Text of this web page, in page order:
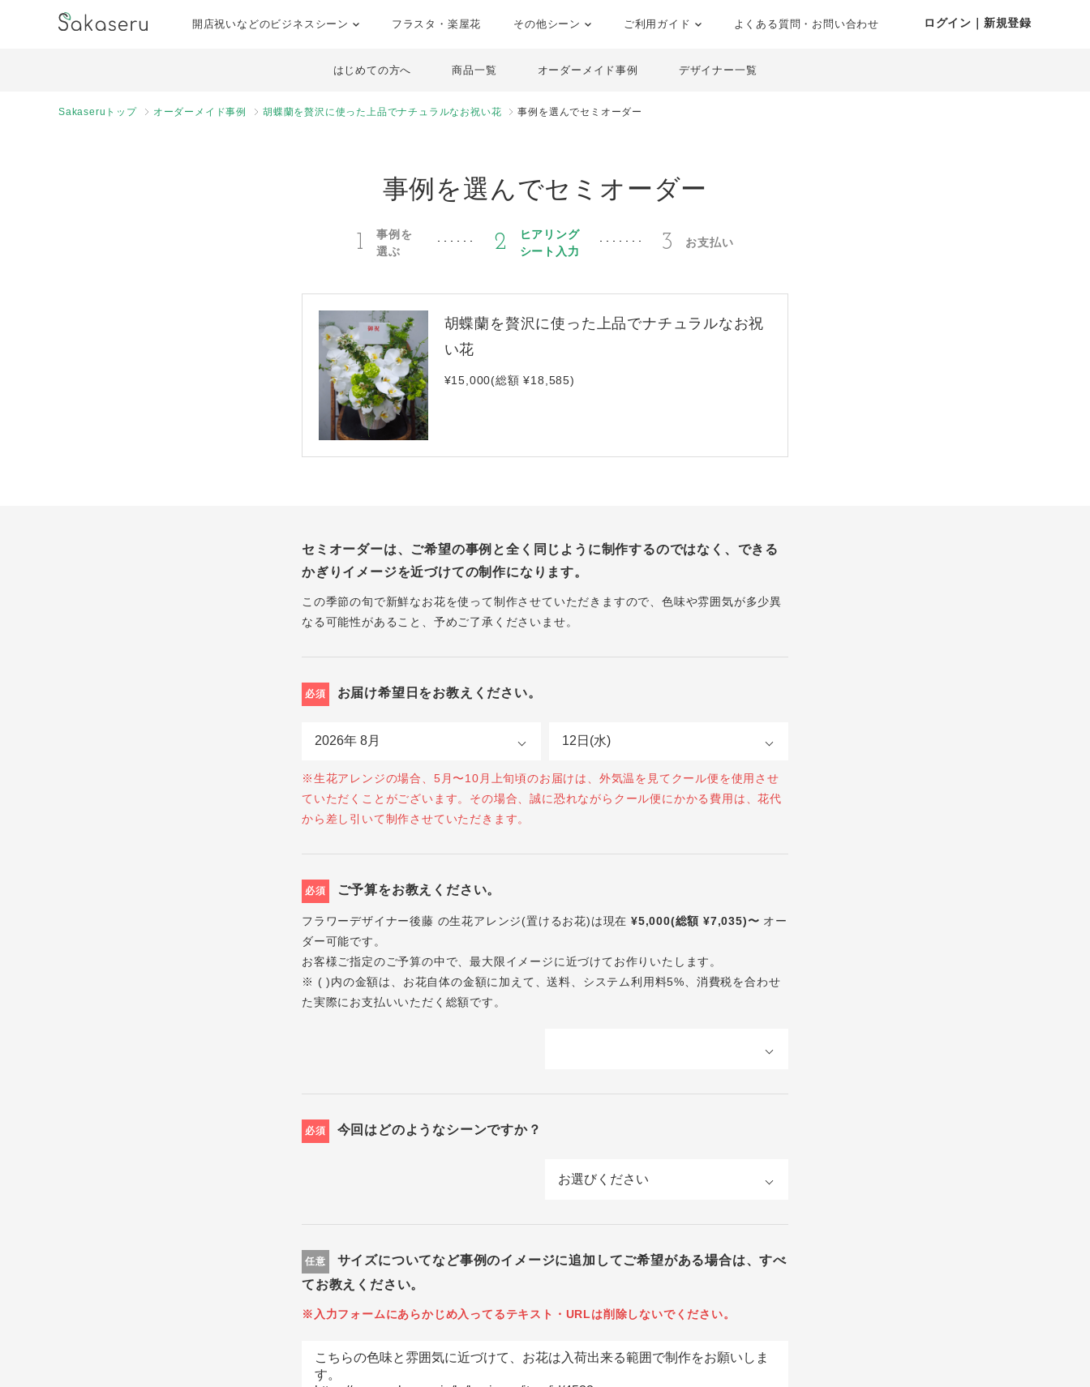
開店祝いなどのビジネスシーン フラスタ・楽屋花 その他シーン ご利用ガイド よくある質問・お問い合わせ ログイン｜新規登録
はじめての方へ 商品一覧 オーダーメイド事例 デザイナー一覧
Sakaseruトップ オーダーメイド事例 胡蝶蘭を贅沢に使った上品でナチュラルなお祝い花 事例を選んでセミオーダー
事例を選んでセミオーダー
1
事例を
選ぶ
2
ヒアリング
シート入力
3 お支払い
胡蝶蘭を贅沢に使った上品でナチュラルなお祝
い花
¥15,000(総額 ¥18,585)
セミオーダーは、ご希望の事例と全く同じように制作するのではなく、できる
かぎりイメージを近づけての制作になります。
この季節の旬で新鮮なお花を使って制作させていただきますので、色味や雰囲気が多少異
なる可能性があること、予めご了承くださいませ。
必須 お届け希望日をお教えください。
※生花アレンジの場合、5月〜10月上旬頃のお届けは、外気温を見てクール便を使用させ
ていただくことがございます。その場合、誠に恐れながらクール便にかかる費用は、花代
から差し引いて制作させていただきます。
必須 ご予算をお教えください。
フラワーデザイナー後藤 の生花アレンジ(置けるお花)は現在 ¥5,000(総額 ¥7,035)〜 オー
ダー可能です。
お客様ご指定のご予算の中で、最大限イメージに近づけてお作りいたします。
※ ( )内の金額は、お花自体の金額に加えて、送料、システム利用料5%、消費税を合わせ
た実際にお支払いいただく総額です。
必須 今回はどのようなシーンですか？
任意
サイズについてなど事例のイメージに追加してご希望がある場合は、すべ
てお教えください。
※入力フォームにあらかじめ入ってるテキスト・URLは削除しないでください。